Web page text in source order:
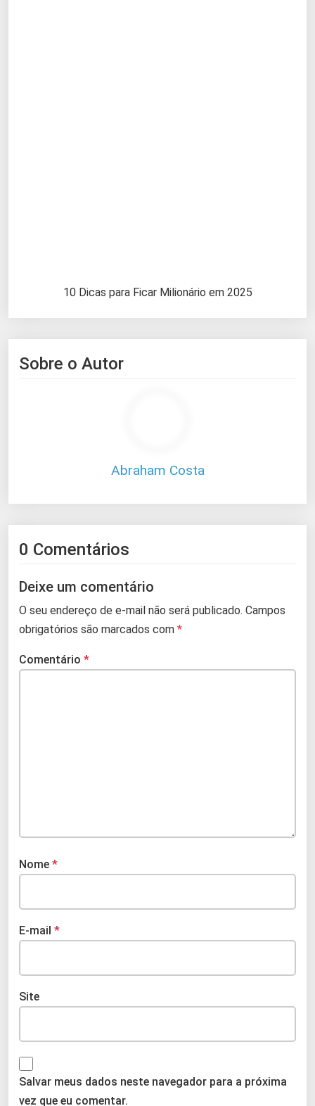
10 Dicas para Ficar Milionário em 2025
Sobre o Autor
Abraham Costa
0 Comentários
Deixe um comentário
O seu endereço de e-mail não será publicado. Campos
obrigatórios são marcados com *
Comentário *
Nome *
E-mail *
Site
Salvar meus dados neste navegador para a próxima
vez que eu comentar.